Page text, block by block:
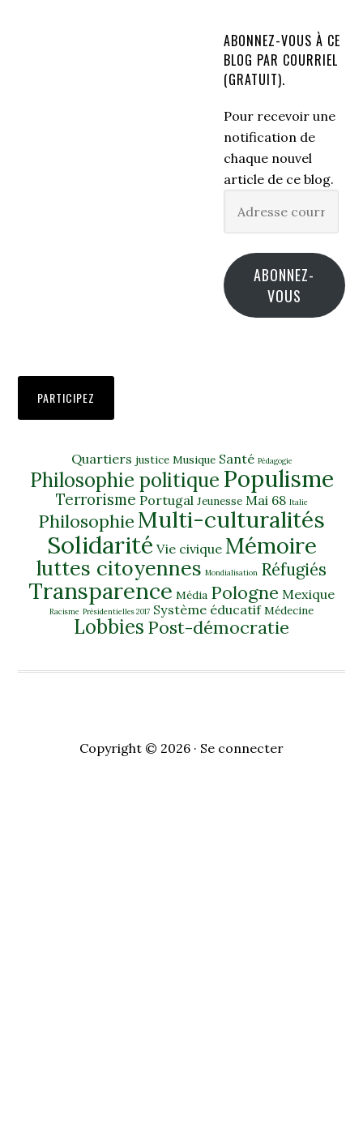
ABONNEZ-VOUS À CE
BLOG PAR COURRIEL
(GRATUIT).
Pour recevoir une
notification de
chaque nouvel
article de ce blog.
courriel
ABONNEZ-
VOUS
PARTICIPEZ
Quartiers justice Musique Santé Pédagogie
Philosophie politique Populisme
Terrorisme Portugal Jeunesse Mai 68 Italie
PhilosophieMulti-culturalités
Solidarité Vie civique Mémoire
luttes citoyennes Mondialisation Réfugiés
Transparence Média Pologne Mexique
Racisme Présidentielles 2017 Système éducatif Médecine
Lobbies Post-démocratie
Copyright © 2026 · Se connecter